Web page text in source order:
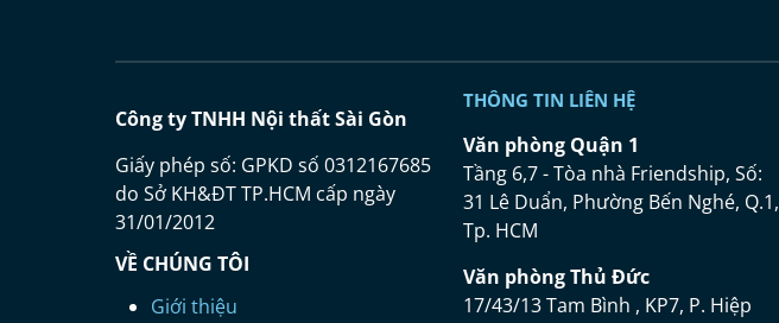
Công ty TNHH Nội thất Sài Gòn
Giấy phép số: GPKD số 0312167685
do Sở KH&ĐT TP.HCM cấp ngày
31/01/2012
VỀ CHÚNG TÔI
Giới thiệu
THÔNG TIN LIÊN HỆ
Văn phòng Quận 1
Tầng 6,7 - Tòa nhà Friendship, Số:
31 Lê Duẩn, Phường Bến Nghé, Q.1,
Tp. HCM
Văn phòng Thủ Đức
17/43/13 Tam Bình , KP7, P. Hiệp